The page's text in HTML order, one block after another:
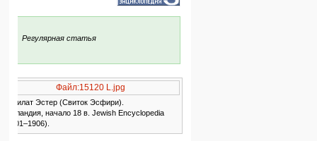
Регулярная статья
Файл:15120 L.jpg
Мегилат Эстер (Свиток Эсфири).
Голландия, начало 18 в. Jewish Encyclo­pedia
(1901–1906).